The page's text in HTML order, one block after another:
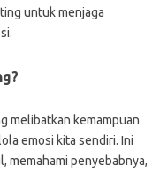
untuk menjaga
melibatkan kemampuan
emosi kita sendiri. Ini
memahami penyebabnya,